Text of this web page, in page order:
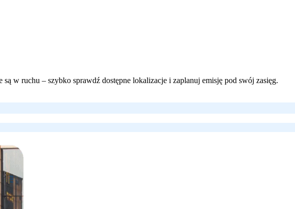
w ruchu – szybko sprawdź dostępne lokalizacje i zaplanuj emisję pod swój zasięg.